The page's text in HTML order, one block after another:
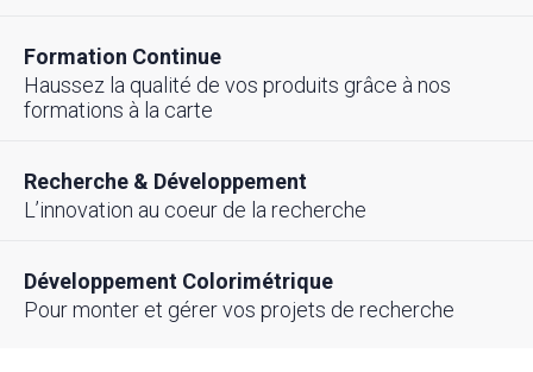
Formation Continue
Haussez la qualité de vos produits grâce à nos
formations à la carte
Recherche & Développement
L’innovation au coeur de la recherche
Développement Colorimétrique
Pour monter et gérer vos projets de recherche